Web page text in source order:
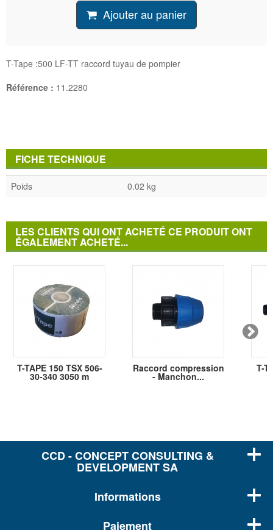
Ajouter au panier
T-Tape :500 LF-TT raccord tuyau de pompier
Référence : 11.2280
FICHE TECHNIQUE
Poids 0.02 kg
LES CLIENTS QUI ONT ACHETÉ CE PRODUIT ONT
ÉGALEMENT ACHETÉ...
T-TAPE 150 TSX 506-
30-340 3050 m
Raccord compression
- Manchon...
T-
CCD - CONCEPT CONSULTING &
DEVELOPMENT SA
Informations
Paiement